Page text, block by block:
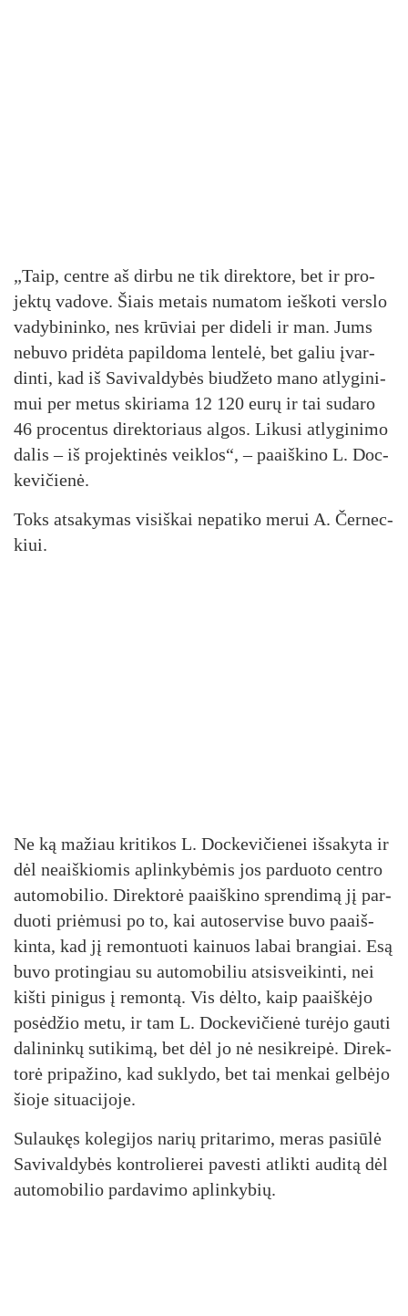
„Taip, cent­re aš dir­bu ne tik di­rek­to­re, bet ir pro­
jek­tų va­do­ve. Šiais me­tais nu­ma­tom ieš­ko­ti vers­lo
va­dy­bi­nin­ko, nes krū­viai per di­de­li ir man. Jums
ne­bu­vo pri­dė­ta pa­pil­do­ma len­te­lė, bet ga­liu įvar­
din­ti, kad iš Sa­vi­val­dy­bės biu­dže­to ma­no at­ly­gi­ni­
mui per me­tus ski­ria­ma 12 120 eu­rų ir tai su­da­ro
46 pro­cen­tus di­rek­to­riaus al­gos. Li­ku­si at­ly­gi­ni­mo
da­lis – iš pro­jek­ti­nės veik­los“, – paaiš­ki­no L. Doc­
ke­vi­čie­nė.
Toks at­sa­ky­mas vi­siš­kai ne­pa­ti­ko me­rui A. Čer­nec­
kiui.
Ne ką ma­žiau kri­ti­kos L. Doc­ke­vi­čie­nei iš­sa­ky­ta ir
dėl neaiš­kio­mis ap­lin­ky­bė­mis jos par­duo­to cent­ro
au­to­mo­bi­lio. Di­rek­to­rė paaiš­ki­no spren­di­mą jį par­
duo­ti priė­mu­si po to, kai au­to­ser­vi­se bu­vo paaiš­
kin­ta, kad jį re­mon­tuo­ti kai­nuos la­bai bran­giai. Esą
bu­vo pro­tin­giau su au­to­mo­bi­liu at­si­svei­kin­ti, nei
kiš­ti pi­ni­gus į re­mon­tą. Vis dėl­to, kaip paaiš­kė­jo
po­sė­džio me­tu, ir tam L. Doc­ke­vi­čie­nė tu­rė­jo gau­ti
da­li­nin­kų su­ti­ki­mą, bet dėl jo nė ne­si­krei­pė. Di­rek­
to­rė pri­pa­ži­no, kad su­kly­do, bet tai men­kai gel­bė­jo
šio­je si­tua­ci­jo­je.
Su­lau­kęs ko­le­gi­jos na­rių pri­ta­ri­mo, me­ras pa­siū­lė
Sa­vi­val­dy­bės kont­ro­lie­rei pa­ves­ti at­lik­ti au­di­tą dėl
au­to­mo­bi­lio par­da­vi­mo ap­lin­ky­bių.